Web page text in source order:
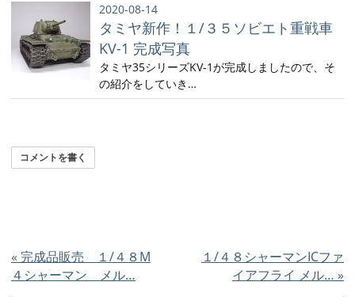
2020-08-14
タミヤ新作！１/３５ソビエト重戦車
KV-1 完成写真
タミヤ35シリーズKV-1が完成しましたので、そ
の紹介をしていき…
コメントを書く
« 完成品販売 １/４８M
４シャーマン メル…
１/４８シャーマンICファ
イアフライ メル… »